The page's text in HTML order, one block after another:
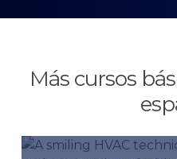
Más cursos